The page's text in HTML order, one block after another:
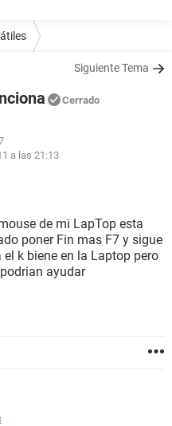
Siguiente Tema
Cerrado
a las 21:13
de mi LapTop esta
poner Fin mas F7 y sigue
k biene en la Laptop pero
ayudar